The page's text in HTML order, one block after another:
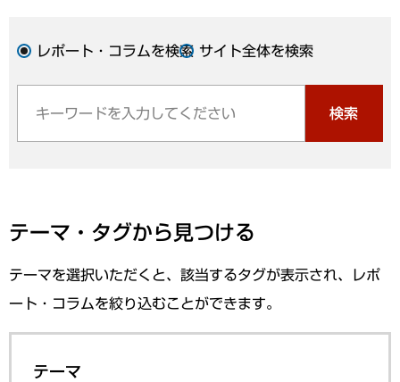
レポート・コラムを検索 サイト全体を検索
検索
テーマ・タグから見つける
テーマを選択いただくと、該当するタグが表示され、レポ
ート・コラムを絞り込むことができます。
テーマ